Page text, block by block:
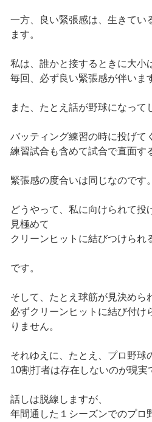
一方、良い緊張感は、生きてい
ます。
私は、誰かと接するときに大小
毎回、必ず良い緊張感が伴いま
また、たとえ話が野球になって
バッティング練習の時に投げて
練習試合も含めて試合で直面す
緊張感の度合いは同じなのです。
どうやって、私に向けられて投
見極めて
クリーンヒットに結びつけられ
です。
そして、たとえ球筋が見決めら
必ずクリーンヒットに結び付け
りません。
それゆえに、たとえ、プロ野球
10割打者は存在しないのが現実
話しは脱線しますが、
年間通した１シーズンでのプロ